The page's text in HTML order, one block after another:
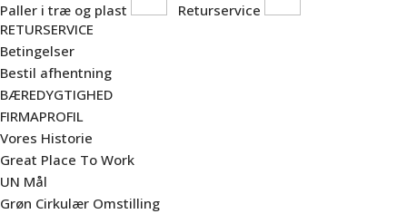
Paller i træ og plast
Returservice
RETURSERVICE
Betingelser
Bestil afhentning
BÆREDYGTIGHED
FIRMAPROFIL
Vores Historie
Great Place To Work
UN Mål
Grøn Cirkulær Omstilling